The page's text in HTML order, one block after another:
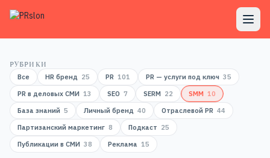
РУБРИКИ
Все
HR бренд 25 PR 101 PR — услуги под ключ 35
PR в деловых СМИ 13 SEO 7 SERM 22 SMM 10
База знаний 5 Личный бренд 40 Отраслевой PR 44
Партизанский маркетинг 8 Подкаст 25
Публикации в СМИ 38 Реклама 15